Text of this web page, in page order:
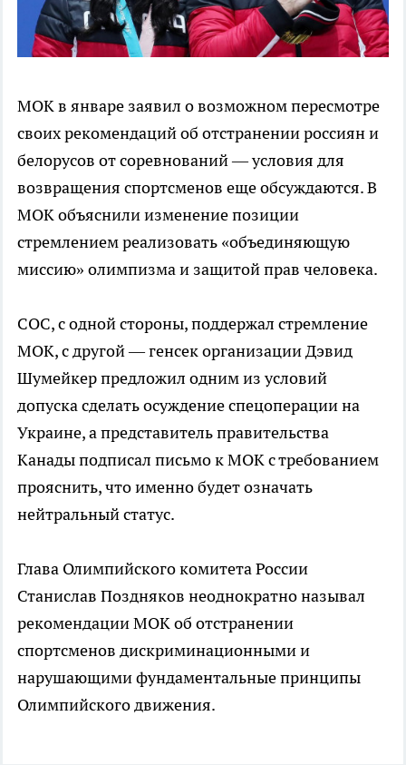
МОК в январе заявил о возможном пересмотре
своих рекомендаций об отстранении россиян и
белорусов от соревнований — условия для
возвращения спортсменов еще обсуждаются. В
МОК объяснили изменение позиции
стремлением реализовать «объединяющую
миссию» олимпизма и защитой прав человека.
COC, с одной стороны, поддержал стремление
МОК, с другой — генсек организации Дэвид
Шумейкер предложил одним из условий
допуска сделать осуждение спецоперации на
Украине, а представитель правительства
Канады подписал письмо к МОК с требованием
прояснить, что именно будет означать
нейтральный статус.
Глава Олимпийского комитета России
Станислав Поздняков неоднократно называл
рекомендации МОК об отстранении
спортсменов дискриминационными и
нарушающими фундаментальные принципы
Олимпийского движения.